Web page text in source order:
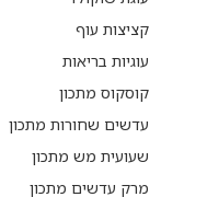
קציצות עוף
עוגיות בריאות
קוסקוס מתכון
עדשים שחורות מתכון
שעועית מש מתכון
מרק עדשים מתכון